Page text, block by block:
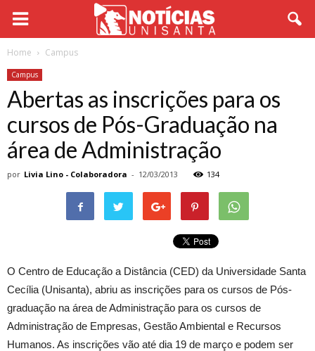
Home Campus
Campus
Abertas as inscrições para os
cursos de Pós-Graduação na
área de Administração
por Livia Lino - Colaboradora - 12/03/2013 134
O Centro de Educação a Distância (CED) da Universidade Santa
Cecília (Unisanta), abriu as inscrições para os cursos de Pós-
graduação na área de Administração para os cursos de
Administração de Empresas, Gestão Ambiental e Recursos
Humanos. As inscrições vão até dia 19 de março e podem ser